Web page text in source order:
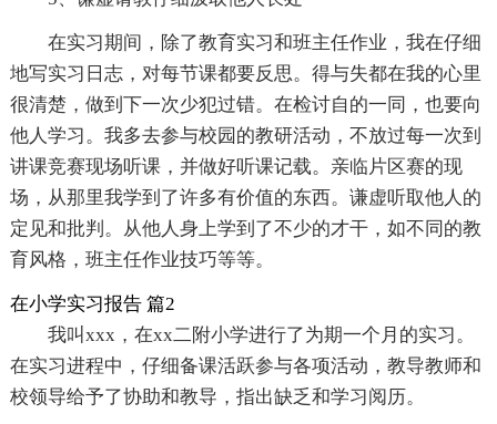
在实习期间，除了教育实习和班主任作业，我在仔细
地写实习日志，对每节课都要反思。得与失都在我的心里
很清楚，做到下一次少犯过错。在检讨自的一同，也要向
他人学习。我多去参与校园的教研活动，不放过每一次到
讲课竞赛现场听课，并做好听课记载。亲临片区赛的现
场，从那里我学到了许多有价值的东西。谦虚听取他人的
定见和批判。从他人身上学到了不少的才干，如不同的教
育风格，班主任作业技巧等等。
在小学实习报告 篇2
我叫xxx，在xx二附小学进行了为期一个月的实习。
在实习进程中，仔细备课活跃参与各项活动，教导教师和
校领导给予了协助和教导，指出缺乏和学习阅历。